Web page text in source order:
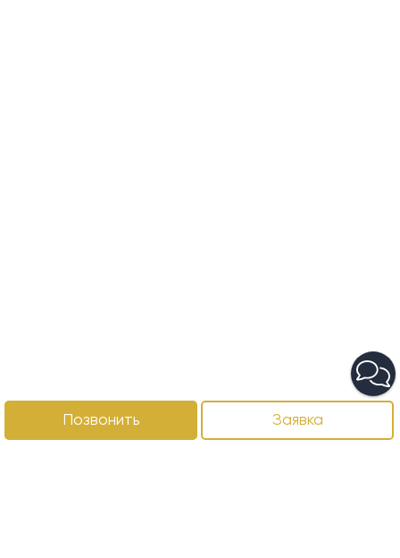
Позвонить Заявка